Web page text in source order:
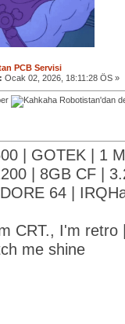
PCB Servisi
Ocak 02, 2026, 18:11:28 ÖS »
Robotistan'dan
| GOTEK | 1
| 8GB CF |
64 |
CRT., I'm retro
me shine